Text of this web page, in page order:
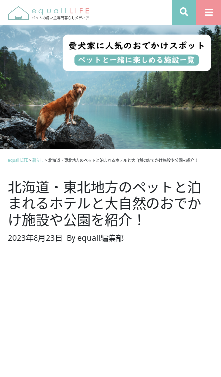
equall LIFE> 暮らし > 北海道・東北地方のペットと泊まれるホテルと大自然のおでかけ施設や公園を紹介！
北海道・東北地方のペットと泊
まれるホテルと大自然のおでか
け施設や公園を紹介！
2023年8月23日 By equall編集部